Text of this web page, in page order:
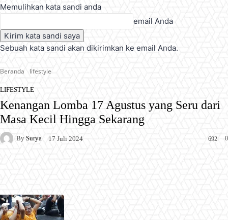
Memulihkan kata sandi anda
email Anda
Sebuah kata sandi akan dikirimkan ke email Anda.
Beranda lifestyle
LIFESTYLE
Kenangan Lomba 17 Agustus yang Seru dari
Masa Kecil Hingga Sekarang
By Surya 17 Juli 2024 0
692